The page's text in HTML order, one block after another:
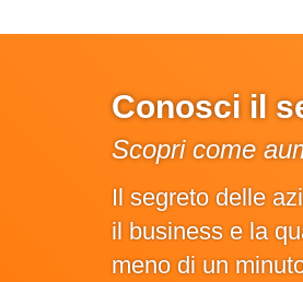
Conosci il
Scopri come
Il segreto delle
il business e la
meno di un